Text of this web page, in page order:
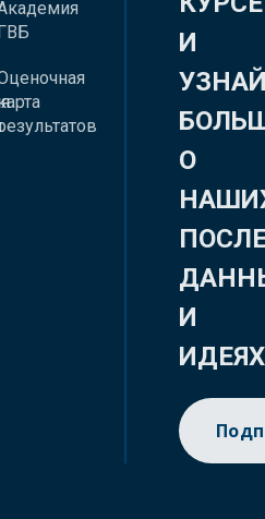
И
О
И
ИДЕЯХ